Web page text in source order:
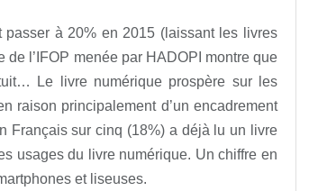
à 20% en 2015 (laissant les livres
de l’IFOP menée par HADOPI montre que
Le livre numérique prospère sur les
raison principalement d’un encadrement
Français sur cinq (18%) a déjà lu un livre
usages du livre numérique. Un chiffre en
et liseuses.